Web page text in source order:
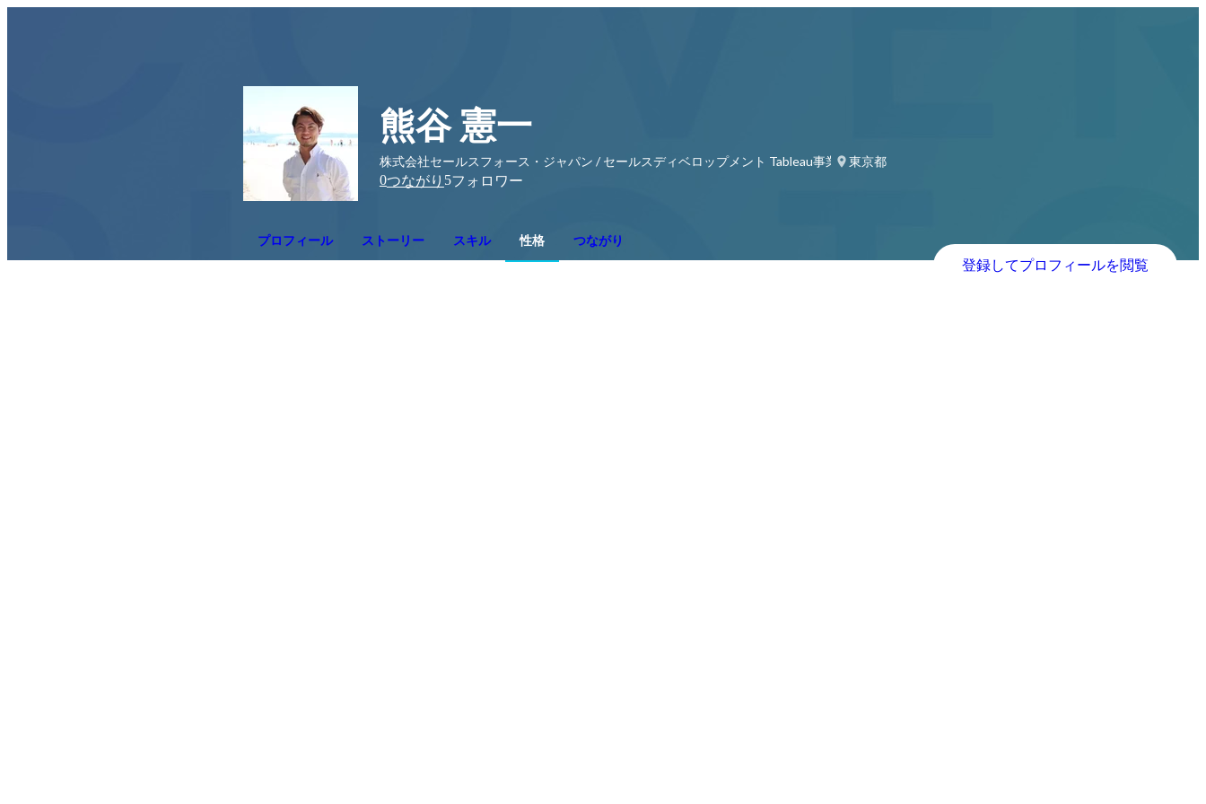
熊谷 憲一
株式会社セールスフォース・ジャパン / セールスディベロップメント Tableau事業部 部長
東京都
0つながり 5フォロワー
プロフィール ストーリー スキル 性格 つながり
登録してプロフィールを閲覧